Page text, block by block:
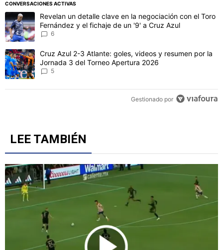
CONVERSACIONES ACTIVAS
Este listado muestra los artículos con más comentarios en los
Un artículo de tendencia con el título "Revelan un detalle clave
Revelan un detalle clave en la negociación con el Toro
Fernández y el fichaje de un '9' a Cruz Azul
6
Un artículo de tendencia con el título "Cruz Azul 2-3 Atlante:
Cruz Azul 2-3 Atlante: goles, videos y resumen por la
Jornada 3 del Torneo Apertura 2026
5
Gestionado por
LEE TAMBIÉN